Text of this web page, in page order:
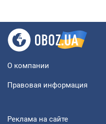
О компании
Правовая информация
Реклама на сайте